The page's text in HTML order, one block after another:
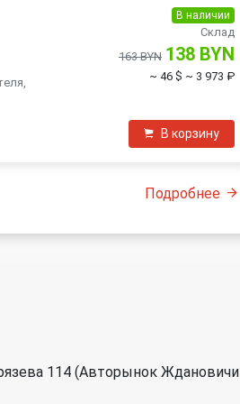
В наличии
Склад
163 BYN 138 BYN
~ 46 $ ~ 3 973 ₽
В корзину
Подробнее
114 (Авторынок Ждановичи